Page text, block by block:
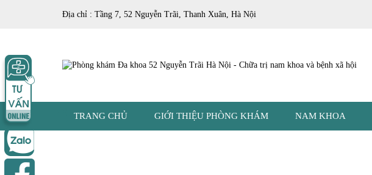
Địa chỉ : Tầng 7, 52 Nguyễn Trãi, Thanh Xuân, Hà Nội
TRANG CHỦ GIỚI THIỆU PHÒNG KHÁM NAM KHOA